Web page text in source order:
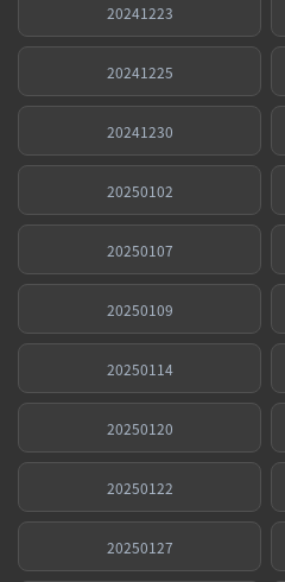
20241223
20241225
20241230
20250102
20250107
20250109
20250114
20250120
20250122
20250127